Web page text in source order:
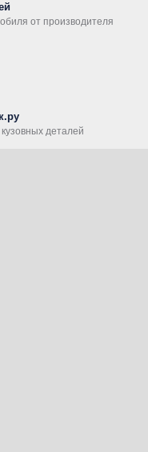
от производителя
деталей